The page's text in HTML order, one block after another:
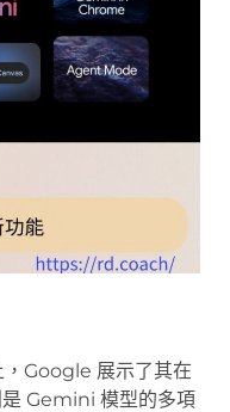
Google 展示了其在
Gemini 模型的多項